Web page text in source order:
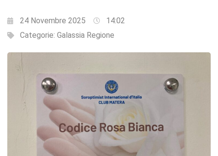
24 Novembre 2025
14:02
Categorie: Galassia Regione